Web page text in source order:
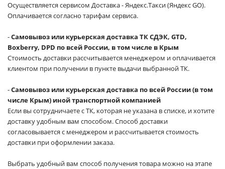
Осуществляется сервисом Доставка - Яндекс.Такси (Яндекс GO).
Оплачивается согласно тарифам сервиса.
-Самовывоз или курьерская доставка ТК СДЭК, GTD,
Boxberry, DPD по всей России, в том числе в Крым
Стоимость доставки рассчитывается менеджером и оплачивается
клиентом при получении в пункте выдачи выбранной ТК.
-Самовывоз или курьерская доставка по всей России (в том
числе Крым) иной транспортной компанией
Если вы сотрудничаете с ТК, которая не указана в списке, и хотите
доставку удобным вам способом. Способ доставки
согласовывается с менеджером и рассчитывается стоимость
доставки при оформлении заказа.
Выбрать удобный вам способ получения товара можно на этапе